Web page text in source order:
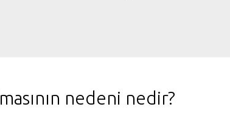
nedeni nedir?